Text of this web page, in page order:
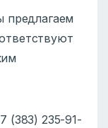
предлагаем
(383) 235-91-